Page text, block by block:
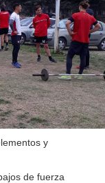
y
de fuerza